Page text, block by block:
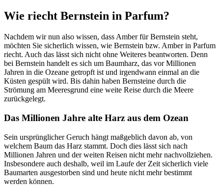
Wie riecht Bernstein in Parfum?
Nachdem wir nun also wissen, dass Amber für Bernstein steht,
möchten Sie sicherlich wissen, wie Bernstein bzw. Amber in Parfum
riecht. Auch das lässt sich nicht ohne Weiteres beantworten. Denn
bei Bernstein handelt es sich um Baumharz, das vor Millionen
Jahren in die Ozeane getropft ist und irgendwann einmal an die
Küsten gespült wird. Bis dahin haben Bernsteine durch die
Strömung am Meeresgrund eine weite Reise durch die Meere
zurückgelegt.
Das Millionen Jahre alte Harz aus dem Ozean
Sein ursprünglicher Geruch hängt maßgeblich davon ab, von
welchem Baum das Harz stammt. Doch dies lässt sich nach
Millionen Jahren und der weiten Reisen nicht mehr nachvollziehen.
Insbesondere auch deshalb, weil im Laufe der Zeit sicherlich viele
Baumarten ausgestorben sind und heute nicht mehr bestimmt
werden können.